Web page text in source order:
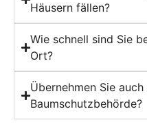
Häusern fällen?
Wie schnell sind Sie
Ort?
Übernehmen Sie
Baumschutzbehörde?